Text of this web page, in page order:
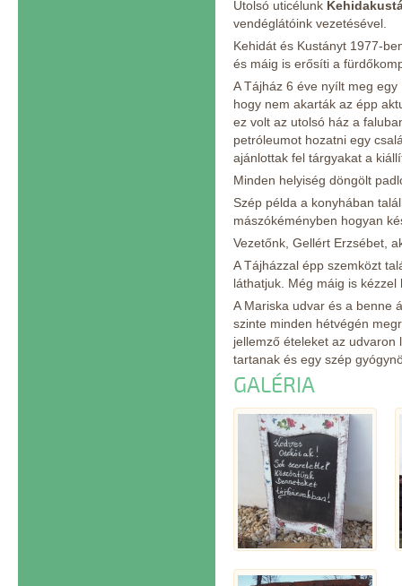
Utolsó uticélunk
vendéglátóink vezetésével.
Kehidát és Kustányt 1977-
és máig is erősíti a
A Tájház 6 éve nyílt meg
hogy nem akarták az épp
ez volt az utolsó ház a
petróleumot hozatni egy
ajánlottak fel tárgyakat a
Minden helyiség döngölt
Szép példa a konyhában
mászókéményben hogyan
Vezetőnk, Gellért Erzsébet,
A Tájházzal épp szemközt
láthatjuk. Még máig is
A Mariska udvar és a benne
szinte minden hétvégén
jellemző ételeket az
tartanak és egy szép
GALÉRIA